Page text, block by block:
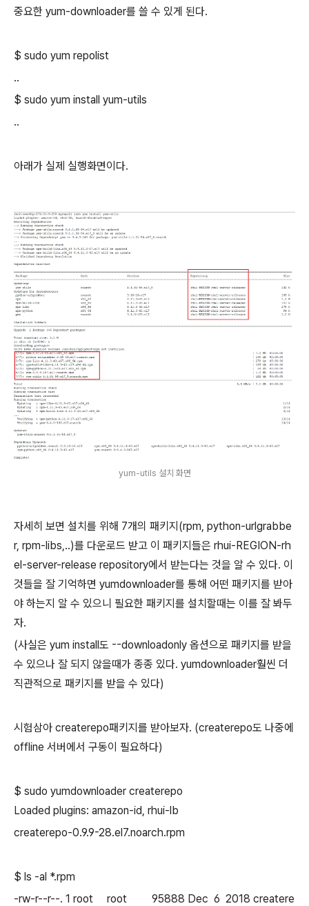
중요한 yum-downloader를 쓸 수 있게 된다.
$ sudo yum repolist
..
$ sudo yum install yum-utils
..
아래가 실제 실행화면이다.
yum-utils 설치 화면
자세히 보면 설치를 위해 7개의 패키지(rpm, python-urlgrabbe
r, rpm-libs,..)를 다운로드 받고 이 패키지들은 rhui-REGION-rh
el-server-release repository에서 받는다는 것을 알 수 있다. 이
것들을 잘 기억하면 yumdownloader를 통해 어떤 패키지를 받아
야 하는지 알 수 있으니 필요한 패키지를 설치할때는 이를 잘 봐두
자.
(사실은 yum install도 --downloadonly 옵션으로 패키지를 받을
수 있으나 잘 되지 않을때가 종종 있다. yumdownloader훨씬 더
직관적으로 패키지를 받을 수 있다)
시험삼아 createrepo패키지를 받아보자. (createrepo도 나중에
offline 서버에서 구동이 필요하다)
$ sudo yumdownloader createrepo
Loaded plugins: amazon-id, rhui-lb
createrepo-0.9.9-28.el7.noarch.rpm
$ ls -al *.rpm
-rw-r--r--. 1 root root 95888 Dec 6 2018 createre